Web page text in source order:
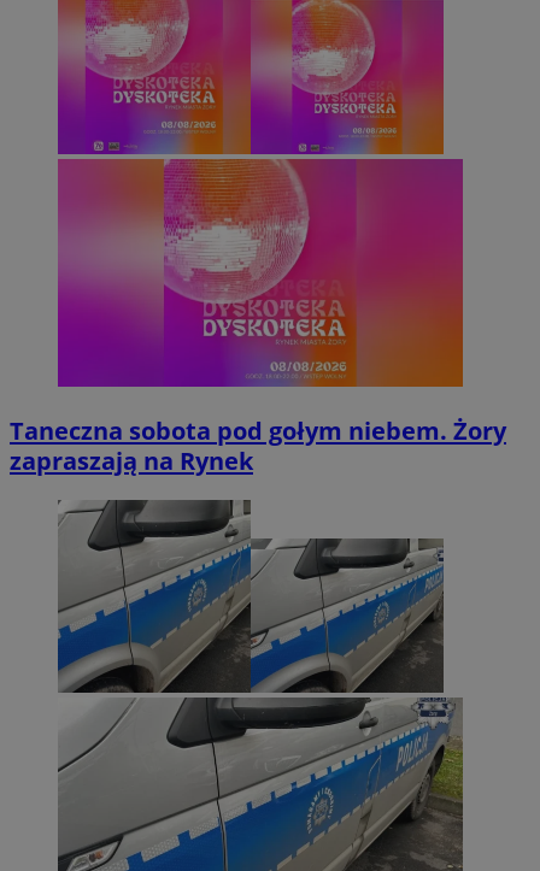
Taneczna sobota pod gołym niebem. Żory
zapraszają na Rynek